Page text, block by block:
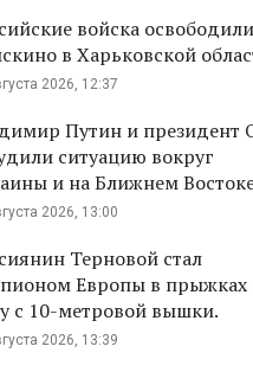
войска освободили
в Харьковской
2026, 12:37
Путин и президент
ситуацию вокруг
и на Ближнем
2026, 13:00
Терновой стал
Европы в прыжках
с 10-метровой вышки.
2026, 13:39